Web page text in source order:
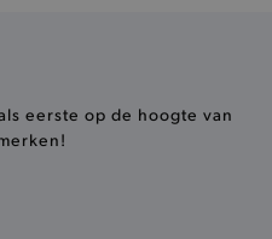
eerste op de hoogte van